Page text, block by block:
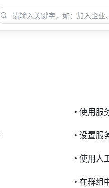
• 使用服
• 设置服
• 使用人
• 在群组